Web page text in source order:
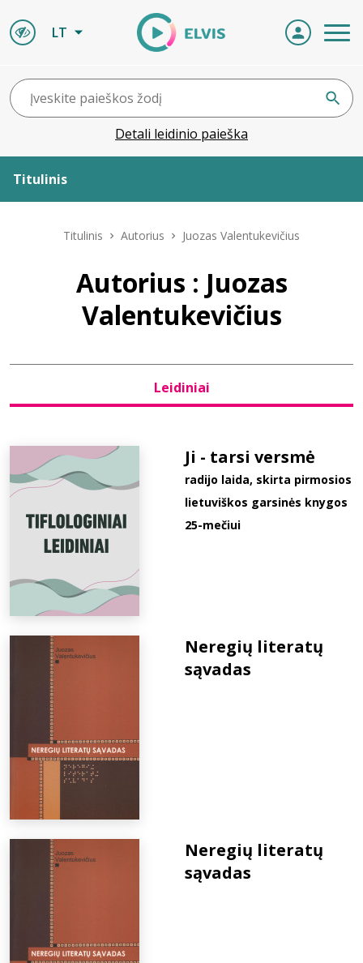
LT
Detali leidinio paieška
Titulinis
ELVIS atvyksta
Naujienos
Bibliotekoms
D.U.K.
+370 667 80 541
Titulinis Autorius Juozas Valentukevičius
Autorius : Juozas
Valentukevičius
Leidiniai
Ji - tarsi versmė
radijo laida, skirta pirmosios
lietuviškos garsinės knygos
25-mečiui
Neregių literatų
sąvadas
Neregių literatų
sąvadas